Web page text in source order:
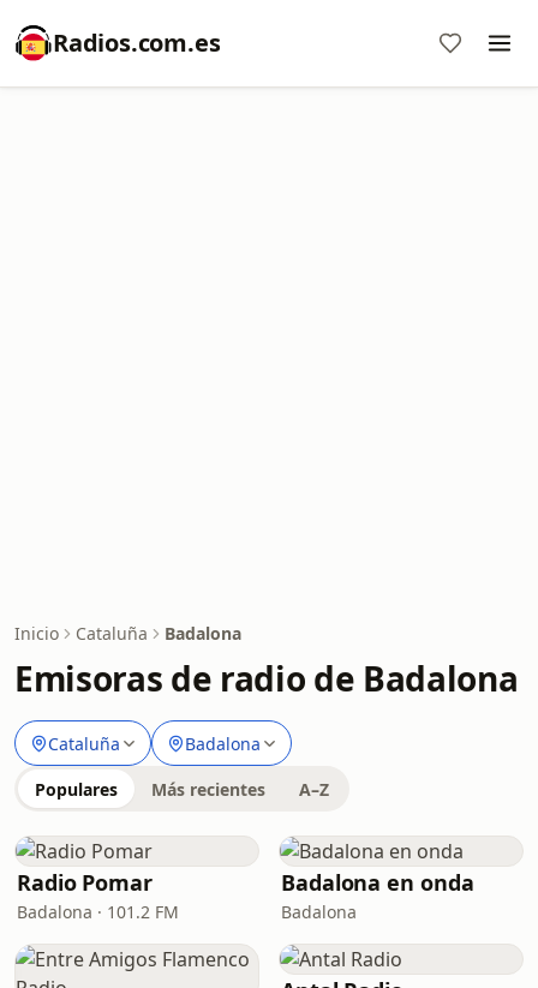
Radios.com.es
Inicio Cataluña Badalona
Emisoras de radio de Badalona
Cataluña Badalona
Populares Más recientes A–Z
Radio Pomar
Badalona · 101.2 FM
Badalona en onda
Badalona